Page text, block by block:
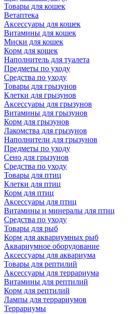
Товары для кошек
Ветаптека
Аксессуары для кошек
Витамины для кошек
Миски для кошек
Корм для кошек
Наполнитель для туалета
Предметы по уходу
Средства по уходу
Товары для грызунов
Клетки для грызунов
Аксессуары для грызунов
Витамины для грызунов
Корм для грызунов
Лакомства для грызунов
Наполнители для грызунов
Предметы по уходу
Сено для грызунов
Средства по уходу
Товары для птиц
Клетки для птиц
Корм для птиц
Аксессуары для птиц
Витамины и минералы для птиц
Средства по уходу
Товары для рыб
Корм для аквариумных рыб
Аквариумное оборудование
Аксессуары для аквариума
Товары для рептилий
Аксессуары для террариума
Витамины для рептилий
Корм для рептилий
Лампы для террариумов
Террариумы